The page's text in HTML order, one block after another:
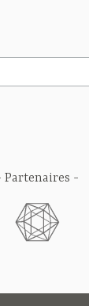
Partenaires